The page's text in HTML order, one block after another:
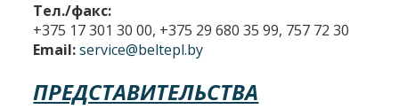
Тел./факс:
+375 17 301 30 00, +375 29 680 35 99, 757 72 30
Email: service@beltepl.by
ПРЕДСТАВИТЕЛЬСТВА